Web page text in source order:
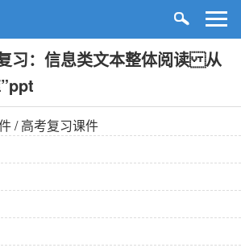
习：信息类文本整体阅读 从
/高考复习课件